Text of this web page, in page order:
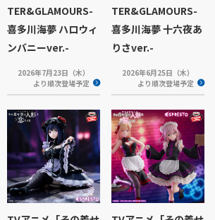
TER&GLAMOURS-
喜多川海夢 ハロウィ
ンバニーver.-
2026年7月23日（木）
より順次登場予定
TER&GLAMOURS-
喜多川海夢 十六夜あ
りさver.-
2026年6月25日（木）
より順次登場予定